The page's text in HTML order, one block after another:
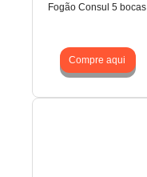
Fogão Consul 5 bocas
Compre aqui